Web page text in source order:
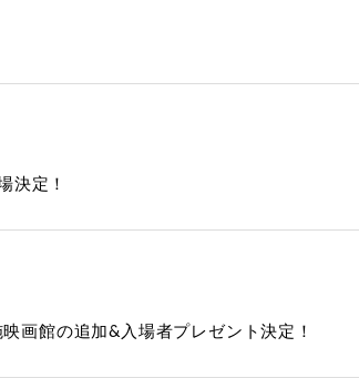
決定！
画館の追加&入場者プレゼント決定！